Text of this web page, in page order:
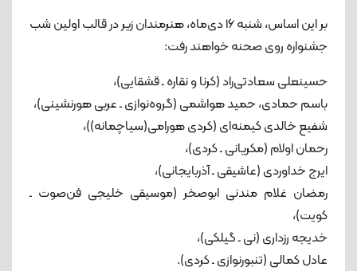
بر این اساس، شنبه ۱۶ دی‌ماه، هنرمندان زیر در قالب اولین شب
جشنواره روی صحنه خواهند رفت:
حسینعلی سعادتی‌راد (کرنا و نقاره ـ قشقایی)،
باسم حمادی، حمید هواشمی (گروه‌نوازی ـ عربی هورنشینی)،
شفیع خالدی کیمنه‌ای (کردی هورامی(سیاچمانه))، ‌
رحمان اولام (مکریانی ـ کردی)،
ایرج خداوردی (عاشیقی ـ آذربایجانی)،
رمضان غلام‌ مندنی ابوصخر (موسیقی خلیجی فن‌صوت ـ
کویت)،
خدیجه رزداری (نی ـ گیلکی)، ‌
عادل کمالی (تنبورنوازی ـ کردی).